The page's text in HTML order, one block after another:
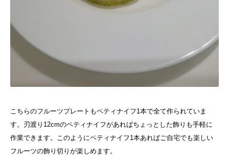
こちらのフルーツプレートもペティナイフ1本で全て作られていま
す。刃渡り12cmのペティナイフがあればちょっとした飾りも手軽に
作業できます。このようにペティナイフ1本あればご自宅でも楽しい
フルーツの飾り切りが楽しめます。